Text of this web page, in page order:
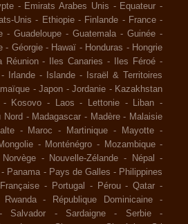
- Emirats Arabes Unis - Equateur -
Unis - Ethiopie - Finlande - France -
- Guadeloupe - Guatemala - Guinée -
- Géorgie - Hawaï - Honduras - Hongrie
Réunion - Iles Canaries - Iles Féroé -
- Irlande - Islande -
Israël & Territoires
- Japon - Jordanie - Kazakhstan
- Kosovo - Laos - Lettonie - Liban -
Nord - Madagascar - Madère - Malaisie
- Maroc - Martinique - Mayotte -
- Monténégro - Mozambique -
Norvège - Nouvelle-Zélande - Népal
-
- Panama - Pays de Galles - Philippines
- Portugal - Pérou -Qatar -
Rwanda - République Dominicaine
-
- Salvador - Sardaigne - Serbie
-